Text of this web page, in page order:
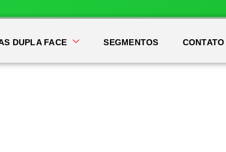
DUPLA FACE SEGMENTOS CONTATO